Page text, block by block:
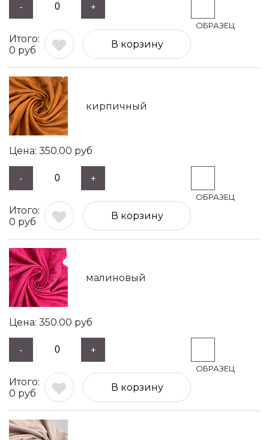
- +
0 руб
В корзину
кирпичный
350.00 руб
- +
0 руб
В корзину
малиновый
350.00 руб
- +
0 руб
В корзину